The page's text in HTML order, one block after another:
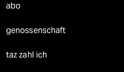
abo
genossenschaft
taz zahl ich